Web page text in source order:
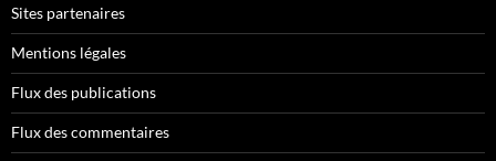
Sites partenaires
Mentions légales
Flux des publications
Flux des commentaires